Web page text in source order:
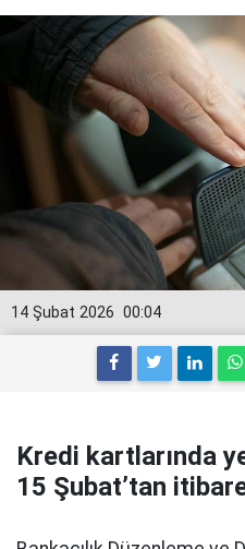
00:04
14 Şubat 2026
Kredi kartlarında
15 Şubat’tan